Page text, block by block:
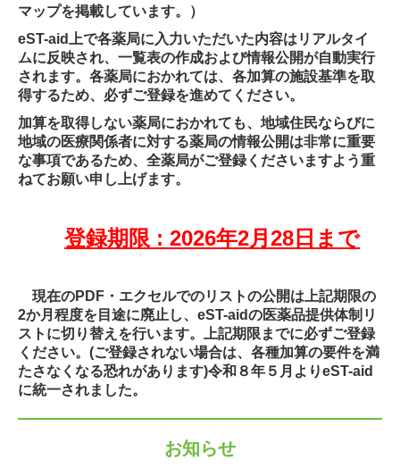
マップを掲載しています。）
eST-aid上で各薬局に入力いただいた内容はリアルタイ
ムに反映され、一覧表の作成および情報公開が自動実行
されます。各薬局におかれては、各加算の施設基準を取
得するため、必ずご登録を進めてください。
加算を取得しない薬局におかれても、地域住民ならびに
地域の医療関係者に対する薬局の情報公開は非常に重要
な事項であるため、全薬局がご登録くださいますよう重
ねてお願い申し上げます。
登録期限 : 2026年2月28日まで
現在のPDF・エクセルでのリストの公開は上記期限の
2か月程度を目途に廃止し、eST-aidの医薬品提供体制リ
ストに切り替えを行います。上記期限までに必ずご登録
ください。 (ご登録されない場合は、各種加算の要件を満
たさなくなる恐れがあります)令和８年５月よりeST-aid
に統一されました。
お知らせ